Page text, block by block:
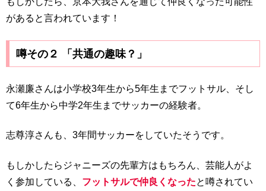
があると言われています！
噂その２ 「共通の趣味？」
永瀬廉さんは小学校3年生から5年生までフットサル、そし
て6年生から中学2年生までサッカーの経験者。
志尊淳さんも、3年間サッカーをしていたそうです。
もしかしたらジャニーズの先輩方はもちろん、芸能人がよ
く参加している、 フットサルで仲良くなったと噂されてい